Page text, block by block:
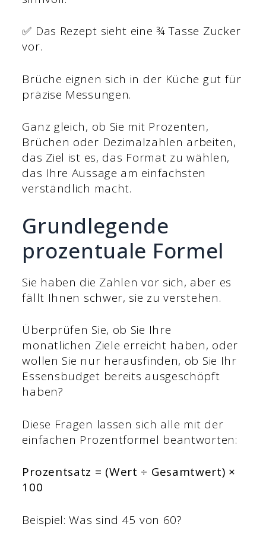
✅ Das Rezept sieht eine ¾ Tasse Zucker
vor.
Brüche eignen sich in der Küche gut für
präzise Messungen.
Ganz gleich, ob Sie mit Prozenten,
Brüchen oder Dezimalzahlen arbeiten,
das Ziel ist es, das Format zu wählen,
das Ihre Aussage am einfachsten
verständlich macht.
Grundlegende
prozentuale Formel
Sie haben die Zahlen vor sich, aber es
fällt Ihnen schwer, sie zu verstehen.
Überprüfen Sie, ob Sie Ihre
monatlichen Ziele erreicht haben, oder
wollen Sie nur herausfinden, ob Sie Ihr
Essensbudget bereits ausgeschöpft
haben?
Diese Fragen lassen sich alle mit der
einfachen Prozentformel beantworten:
Prozentsatz = (Wert ÷ Gesamtwert) ×
100
Beispiel: Was sind 45 von 60?